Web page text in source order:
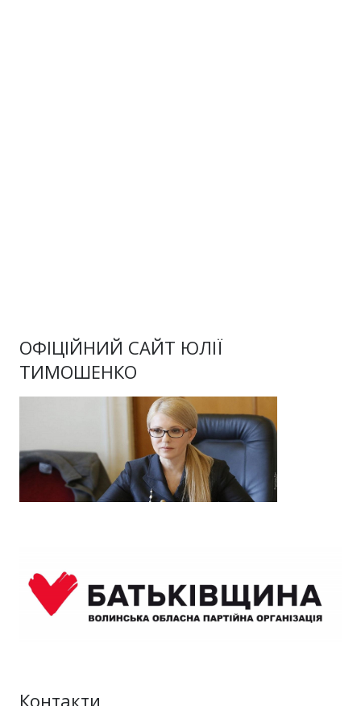
ОФІЦІЙНИЙ САЙТ ЮЛІЇ
ТИМОШЕНКО
Контакти